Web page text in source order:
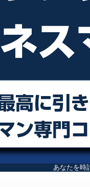
あなたを時